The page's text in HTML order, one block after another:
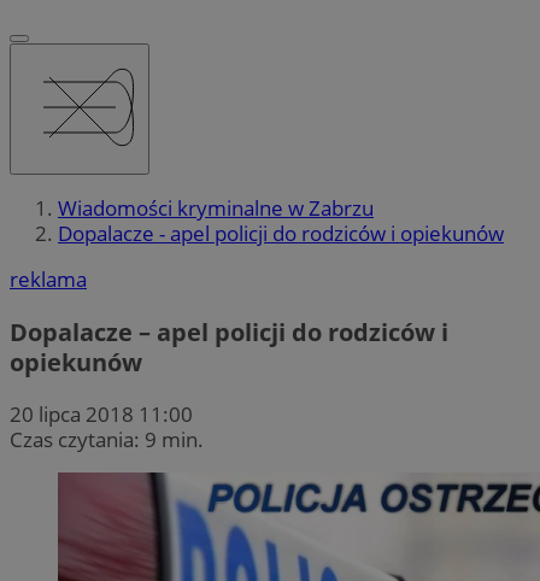
Wiadomości kryminalne w Zabrzu
Dopalacze - apel policji do rodziców i opiekunów
reklama
Dopalacze – apel policji do rodziców i
opiekunów
20 lipca 2018 11:00
Czas czytania: 9 min.